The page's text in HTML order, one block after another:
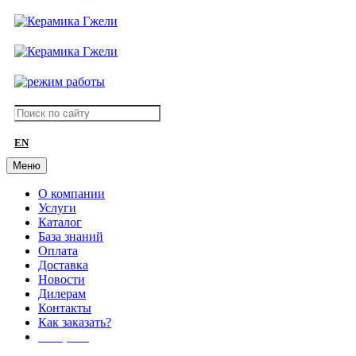
EN
Меню
О компании
Услуги
Каталог
База знаний
Оплата
Доставка
Новости
Дилерам
Контакты
Как заказать?